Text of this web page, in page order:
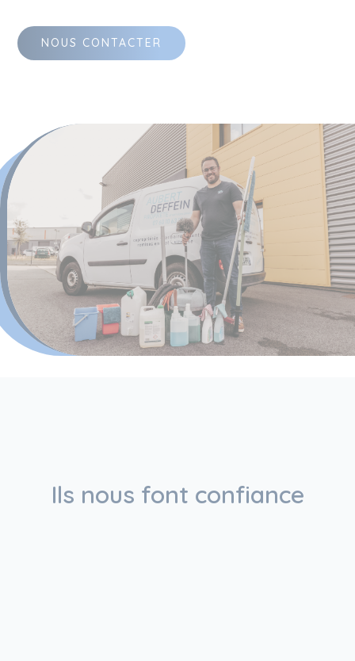
NOUS CONTACTER
Ils nous font confiance